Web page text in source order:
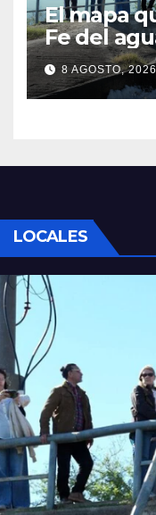
El mapa
Fe del
548 AGOSTO, 2026
LOCALES